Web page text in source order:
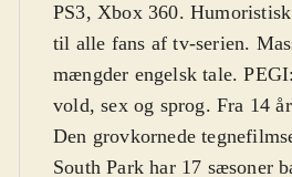
PS3, Xbox 360.
til alle fans af tv-serien.
mængder engelsk tale.
vold, sex og sprog. Fra 14 år
Den grovkornede
South Park har 17 sæsoner